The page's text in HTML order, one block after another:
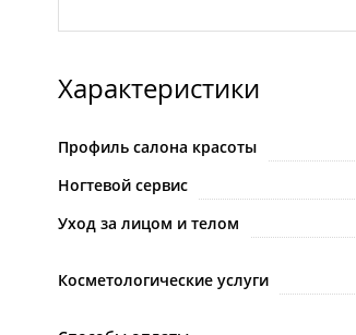
Характеристики
Профиль салона красоты
Ногтевой сервис
Уход за лицом и телом
Косметологические услуги